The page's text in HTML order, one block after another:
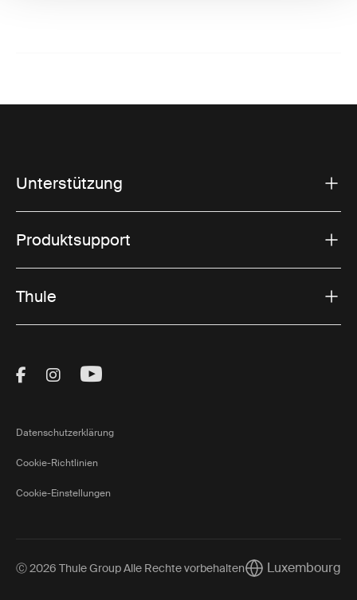
Unterstützung
Produktsupport
Thule
Visit Thule on Facebook (external link)
Visit Thule on Instagram (external link)
Visit Thule on Youtube (external
Datenschutzerklärung
Cookie-Richtlinien
Cookie-Einstellungen
Ⓒ 2026 Thule Group Alle Rechte vorbehaltenCurrent market/
Luxembourg